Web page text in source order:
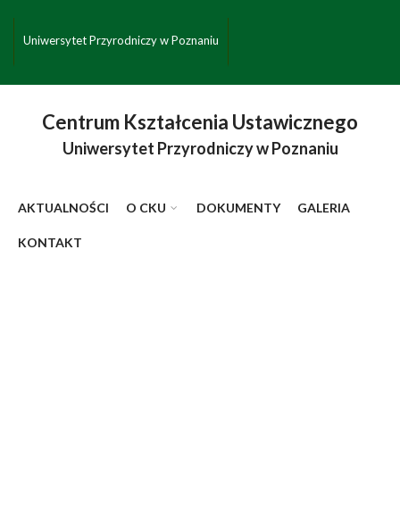
Uniwersytet Przyrodniczy w Poznaniu
Centrum Kształcenia Ustawicznego
Uniwersytet Przyrodniczy w Poznaniu
AKTUALNOŚCI O CKU DOKUMENTY GALERIA
KONTAKT